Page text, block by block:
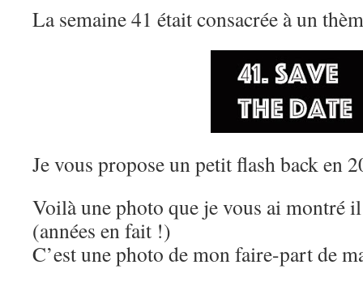
La semaine 41 était consacrée à un
Je vous propose un petit flash back en
Voilà une photo que je vous ai montré
(années en fait !)
C’est une photo de mon faire-part de